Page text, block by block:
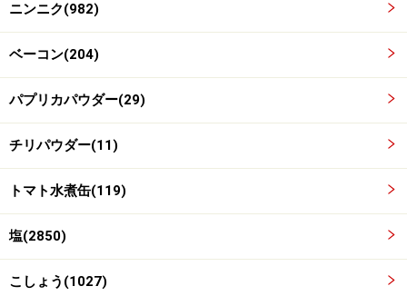
ニンニク(982)
ベーコン(204)
パプリカパウダー(29)
チリパウダー(11)
トマト水煮缶(119)
塩(2850)
こしょう(1027)